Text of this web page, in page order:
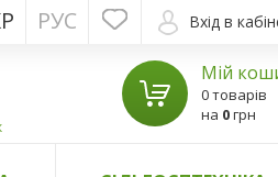
Вхід в
РУС
Мій
0 товарів
на 0грн